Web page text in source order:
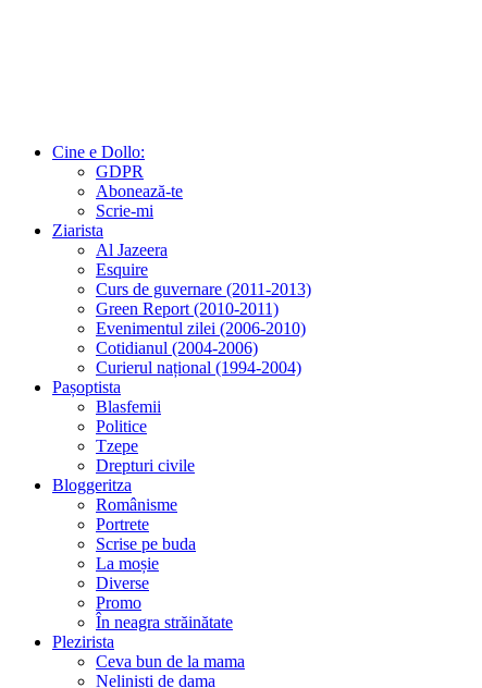
Cine e Dollo:
GDPR
Abonează-te
Scrie-mi
Ziarista
Al Jazeera
Esquire
Curs de guvernare (2011-2013)
Green Report (2010-2011)
Evenimentul zilei (2006-2010)
Cotidianul (2004-2006)
Curierul național (1994-2004)
Pașoptista
Blasfemii
Politice
Tzepe
Drepturi civile
Bloggeritza
Românisme
Portrete
Scrise pe buda
La moșie
Diverse
Promo
În neagra străinătate
Plezirista
Ceva bun de la mama
Nelinisti de dama